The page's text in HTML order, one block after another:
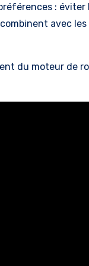
:
avec
du moteur de